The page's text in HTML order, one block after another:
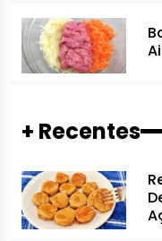
+ Recentes